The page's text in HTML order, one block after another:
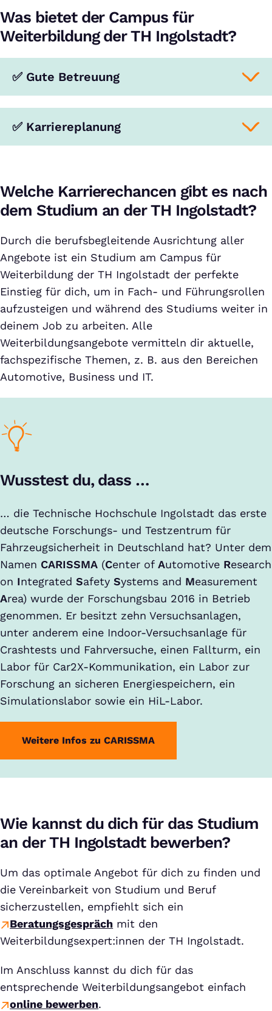
Was bietet der Campus für
Weiterbildung der TH Ingolstadt?
✅ Gute Betreuung
✅ Karriereplanung
Welche Karrierechancen gibt es nach
dem Studium an der TH Ingolstadt?
Durch die berufsbegleitende Ausrichtung aller
Angebote ist ein Studium am Campus für
Weiterbildung der TH Ingolstadt der perfekte
Einstieg für dich, um in Fach- und Führungsrollen
aufzusteigen und während des Studiums weiter in
deinem Job zu arbeiten. Alle
Weiterbildungsangebote vermitteln dir aktuelle,
fachspezifische Themen, z. B. aus den Bereichen
Automotive, Business und IT.
Wusstest du, dass …
… die Technische Hochschule Ingolstadt das erste
deutsche Forschungs- und Testzentrum für
Fahrzeugsicherheit in Deutschland hat? Unter dem
Namen CARISSMA (Center of Automotive Research
on Integrated Safety Systems and Measurement
Area) wurde der Forschungsbau 2016 in Betrieb
genommen. Er besitzt zehn Versuchsanlagen,
unter anderem eine Indoor-Versuchsanlage für
Crashtests und Fahrversuche, einen Fallturm, ein
Labor für Car2X-Kommunikation, ein Labor zur
Forschung an sicheren Energiespeichern, ein
Simulationslabor sowie ein HiL-Labor.
Weitere Infos zu CARISSMA
Wie kannst du dich für das Studium
an der TH Ingolstadt bewerben?
Um das optimale Angebot für dich zu finden und
die Vereinbarkeit von Studium und Beruf
sicherzustellen, empfiehlt sich ein
Beratungsgespräch mit den
Weiterbildungsexpert:innen der TH Ingolstadt.
Im Anschluss kannst du dich für das
entsprechende Weiterbildungsangebot einfach
online bewerben.